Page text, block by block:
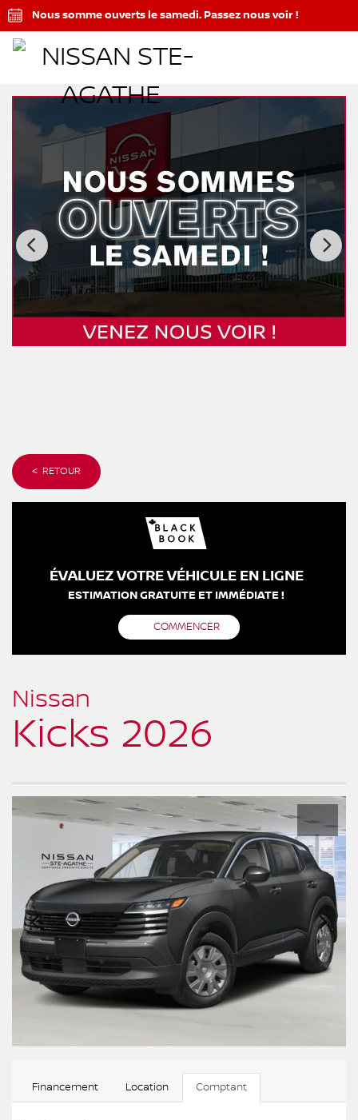
Nous somme ouverts le samedi. Passez nous voir !
< RETOUR
ÉVALUEZ VOTRE VÉHICULE EN LIGNE
ESTIMATION GRATUITE ET IMMÉDIATE !
COMMENCER
Nissan
Kicks 2026
Financement Location Comptant